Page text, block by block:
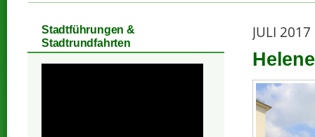
JULI 2017
Stadtführungen &
Stadtrundfahrten